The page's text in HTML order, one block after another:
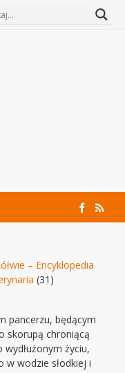
– Encyklopedia
(31)
pancerzu, będącym
skorupą chroniącą
życiu,
w wodzie słodkiej i